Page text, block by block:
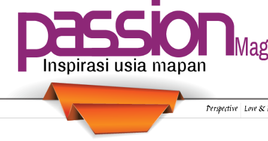
Perspective Love